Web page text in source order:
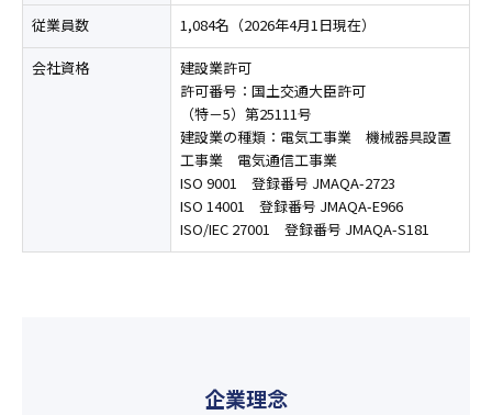
従業員数 1,084名（2026年4月1日現在）
会社資格
建設業許可
許可番号：国土交通大臣許可
（特－5）第25111号
建設業の種類：電気工事業 機械器具設置
工事業 電気通信工事業
ISO 9001 登録番号 JMAQA-2723
ISO 14001 登録番号 JMAQA-E966
ISO/IEC 27001 登録番号 JMAQA-S181
企業理念